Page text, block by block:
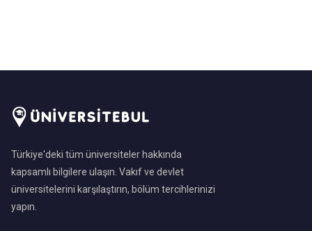
Türkiye'deki tüm üniversiteler hakkında
kapsamlı bilgilere ulaşın. Vakıf ve devlet
üniversitelerini karşılaştırın, bölüm tercihlerinizi
yapın.